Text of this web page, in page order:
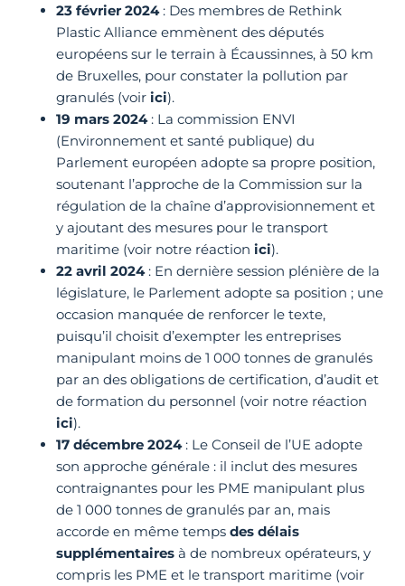
23 février 2024: Des membres de Rethink
Plastic Alliance emmènent des députés
européens sur le terrain à Écaussinnes, à 50 km
de Bruxelles, pour constater la pollution par
granulés (voirici).
19 mars 2024: La commission ENVI
(Environnement et santé publique) du
Parlement européen adopte sa propre position,
soutenant l’approche de la Commission sur la
régulation de la chaîne d’approvisionnement et
y ajoutant des mesures pour le transport
maritime (voir notre réactionici).
22 avril 2024: En dernière session plénière de la
législature, le Parlement adopte sa position ; une
occasion manquée de renforcer le texte,
puisqu’il choisit d’exempter les entreprises
manipulant moins de 1 000 tonnes de granulés
par an des obligations de certification, d’audit et
de formation du personnel (voir notre réaction
ici).
17 décembre 2024: Le Conseil de l’UE adopte
son approche générale : il inclut des mesures
contraignantes pour les PME manipulant plus
de 1 000 tonnes de granulés par an, mais
accorde en même tempsdes délais
supplémentaires à de nombreux opérateurs, y
compris les PME et le transport maritime (voir